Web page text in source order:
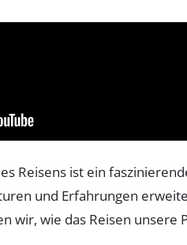
Reisens ist ein
und Erfahrungen
wir, wie das Reisen